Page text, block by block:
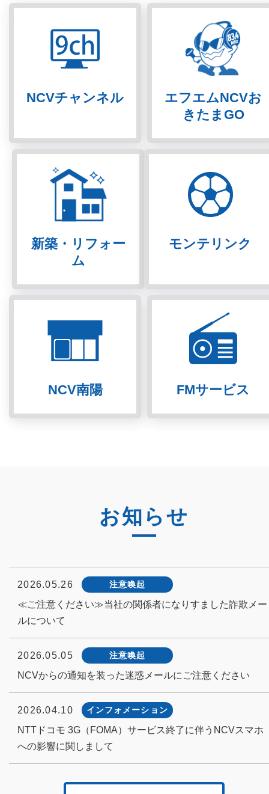
NCVチャンネル
エフエムNCVお
きたまGO
新築・リフォー
ム
モンテリンク
NCV南陽 FMサービス
お知らせ
2026.05.26 注意喚起
≪ご注意ください≫当社の関係者になりすました詐欺メー
ルについて
2026.05.05 注意喚起
NCVからの通知を装った迷惑メールにご注意ください
2026.04.10 インフォメーション
NTTドコモ 3G（FOMA）サービス終了に伴うNCVスマホ
への影響に関しまして